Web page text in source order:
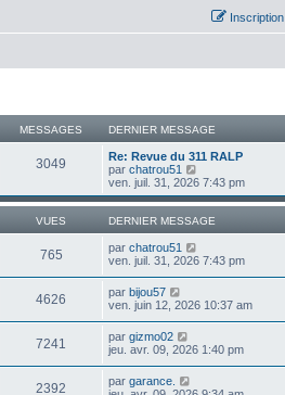
Inscription
MESSAGES DERNIER MESSAGE
3049
Re: Revue du 311 RALP
par chatrou51
o
n
s
u
l
e
e
d
e
n
i
r
ven. juil. 31, 2026 7:43 pm
VUES DERNIER MESSAGE
765 par chatrou51
ven. juil. 31, 2026 7:43 pm
4626 par bijou57
ven. juin 12, 2026 10:37 am
7241 par gizmo02
jeu. avr. 09, 2026 1:40 pm
2392 par garance.